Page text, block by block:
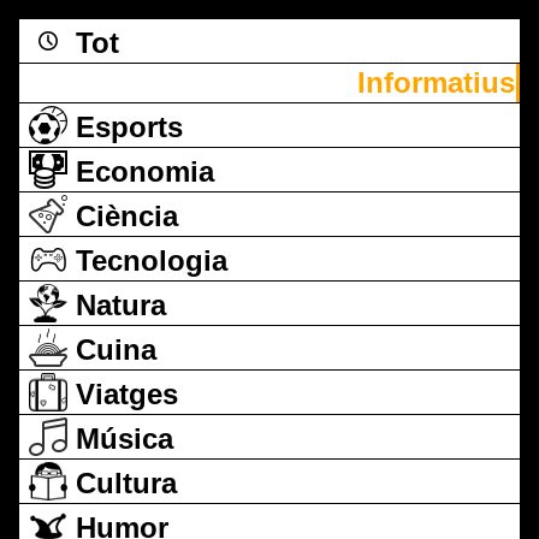
Tot
Informatius
Esports
Economia
Ciència
Tecnologia
Natura
Cuina
Viatges
Música
Cultura
Humor